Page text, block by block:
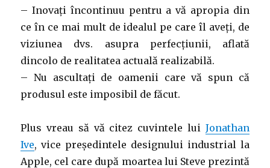
– Inovați încontinuu pentru a vă apropia din
ce în ce mai mult de idealul pe care îl aveți, de
viziunea dvs. asupra perfecțiunii, aflată
dincolo de realitatea actuală realizabilă.
– Nu ascultați de oamenii care vă spun că
produsul este imposibil de făcut.
Plus vreau să vă citez cuvintele lui Jonathan
Ive, vice președintele designului industrial la
Apple, cel care după moartea lui Steve prezintă